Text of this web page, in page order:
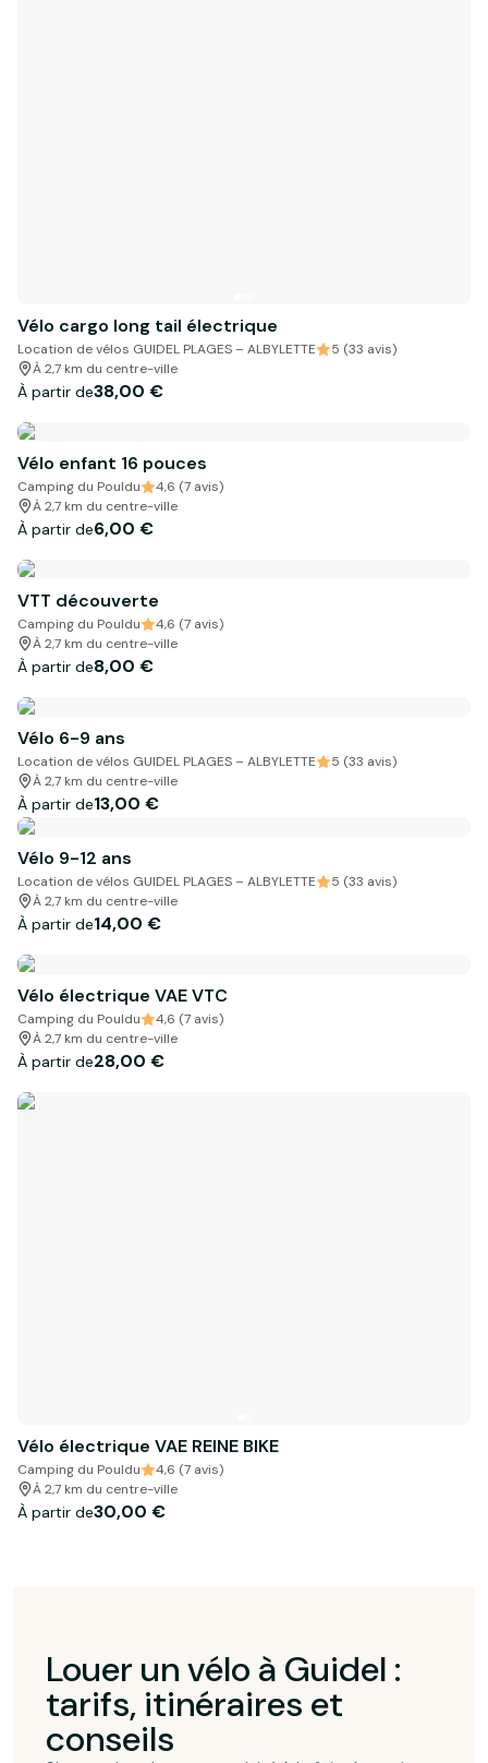
Vélo cargo long tail électrique
Location de vélos GUIDEL PLAGES – ALBYLETTE
5 (33 avis)
À 2,7 km du centre-ville
À partir de38,00 €
Vélo enfant 16 pouces
Camping du Pouldu
4,6 (7 avis)
À 2,7 km du centre-ville
À partir de6,00 €
VTT découverte
Camping du Pouldu
4,6 (7 avis)
À 2,7 km du centre-ville
À partir de8,00 €
Vélo 6-9 ans
Location de vélos GUIDEL PLAGES – ALBYLETTE
5 (33 avis)
À 2,7 km du centre-ville
À partir de13,00 €
Vélo 9-12 ans
Location de vélos GUIDEL PLAGES – ALBYLETTE
5 (33 avis)
À 2,7 km du centre-ville
À partir de14,00 €
Vélo électrique VAE VTC
Camping du Pouldu
4,6 (7 avis)
À 2,7 km du centre-ville
À partir de28,00 €
Vélo électrique VAE REINE BIKE
Camping du Pouldu
4,6 (7 avis)
À 2,7 km du centre-ville
À partir de30,00 €
Louer un vélo à Guidel :
tarifs, itinéraires et
conseils